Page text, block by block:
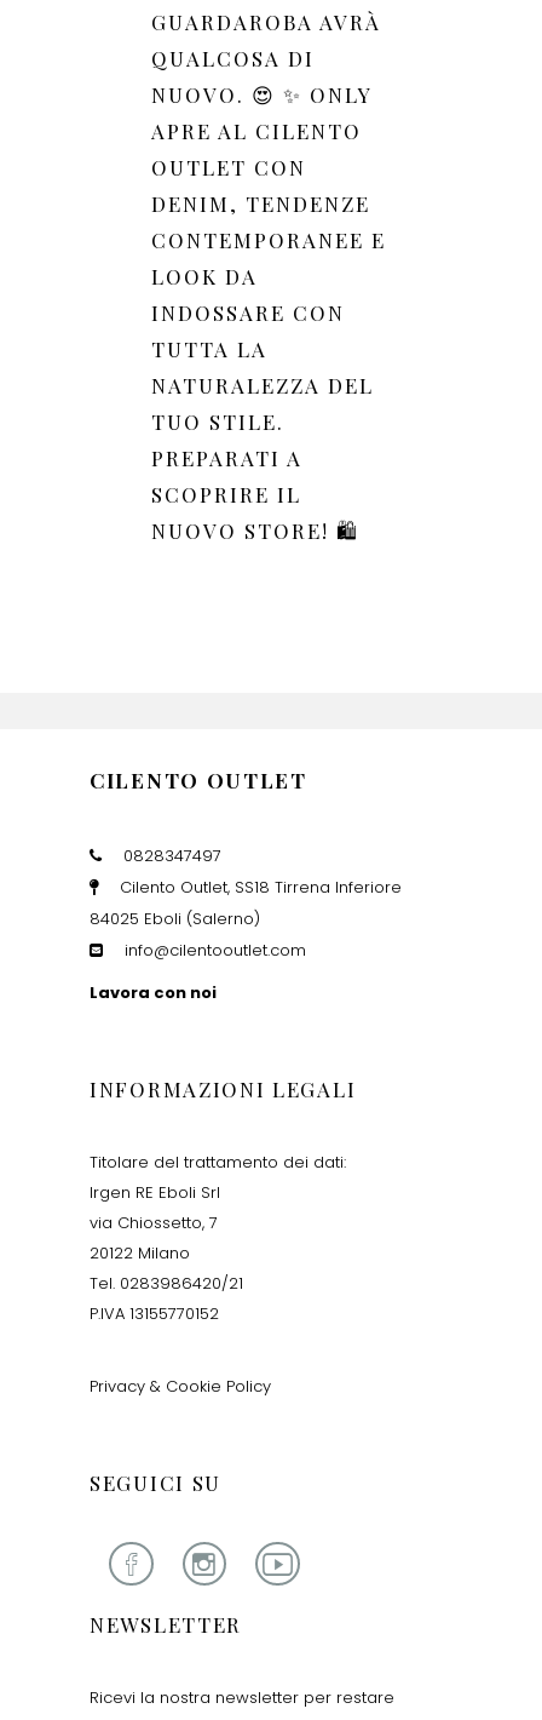
GUARDAROBA AVRÀ
QUALCOSA DI
NUOVO. 😍 ✨ ONLY
APRE AL CILENTO
OUTLET CON
DENIM, TENDENZE
CONTEMPORANEE E
LOOK DA
INDOSSARE CON
TUTTA LA
NATURALEZZA DEL
TUO STILE.
PREPARATI A
SCOPRIRE IL
NUOVO STORE! 🛍️
CILENTO OUTLET
0828347497
Cilento Outlet, SS18 Tirrena Inferiore
84025 Eboli (Salerno)
info@cilentooutlet.com
Lavora con noi
INFORMAZIONI LEGALI
Titolare del trattamento dei dati:
Irgen RE Eboli Srl
via Chiossetto, 7
20122 Milano
Tel. 0283986420/21
P.IVA 13155770152
Privacy & Cookie Policy
SEGUICI SU
NEWSLETTER
Ricevi la nostra newsletter per restare